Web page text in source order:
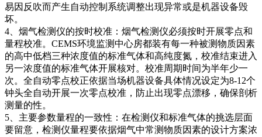
易因反吹而产生自动控制系统调整出现异常或是机器设备毁
坏。
4、烟气检测仪的按时校准：烟气检测仪必须按时开展零点和
量程校准。CEMS环境监测中心房都装有每一种被测物质因素
的高中低档三种浓度值的标准气体和高纯度氮，校准结束进入
另一浓度值的标准气体开展核对。校准周期时间为半年少一
次。全自动零点校正依据当场机器设备具体情况设定为8-12个
钟头全自动开展一次零点校准，防止出现零点漂移，确保剖析
测量的性。
5、主要参数量程的一致性：在检测仪和标准气体的挑选层面
要留意，检测仪量程要依据烟气中常测物质因素的设计方案浓